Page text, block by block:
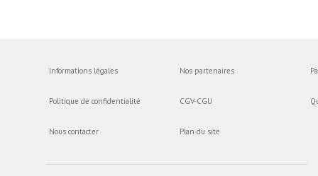
Informations légales
Politique de confidentialité
Nous contacter
Nos partenaires
CGV-CGU
Plan du site